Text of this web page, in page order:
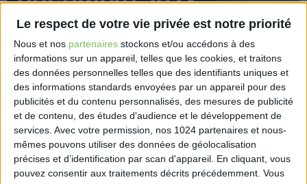
Le respect de votre vie privée est notre priorité
Nous et nos partenaires stockons et/ou accédons à des
informations sur un appareil, telles que les cookies, et traitons
des données personnelles telles que des identifiants uniques et
des informations standards envoyées par un appareil pour des
publicités et du contenu personnalisés, des mesures de publicité
et de contenu, des études d'audience et le développement de
services. Avec votre permission, nos 1024 partenaires et nous-
mêmes pouvons utiliser des données de géolocalisation
précises et d’identification par scan d'appareil. En cliquant, vous
pouvez consentir aux traitements décrits précédemment. Vous
Un arrêté du 27 juin 2023 prolonge la durée de la
procédure dérogatoire, de nature à assurer la
continuité du service en cas de difficulté grave de
fonctionnement du guichet unique, jusqu’au 31
décembre 2023 (au lieu du 30 juin 2023